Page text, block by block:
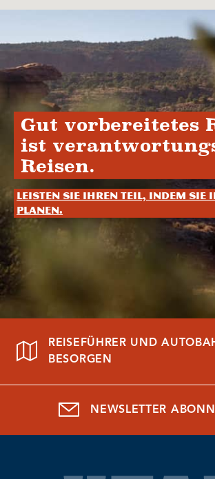
Gut vorbereitetes
ist
Reisen.
Leisten Sie Ihren Teil, indem Sie
planen.
REISEFÜHRER UND
BESORGEN
NEWSLETTER